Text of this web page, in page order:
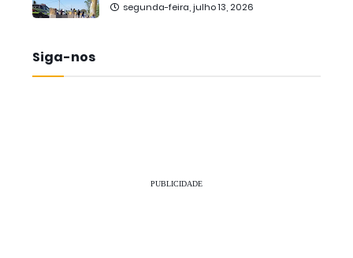
segunda-feira, julho 13, 2026
Siga-nos
PUBLICIDADE